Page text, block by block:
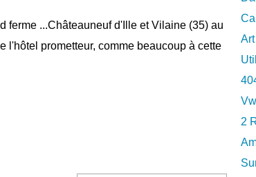
ferme ...Châteauneuf d'Ille et Vilaine (35) au
l'hôtel prometteur, comme beaucoup à cette
2